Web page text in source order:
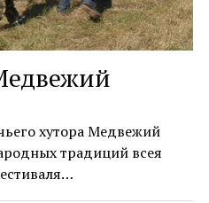
хутора Медвежий
традиций всея